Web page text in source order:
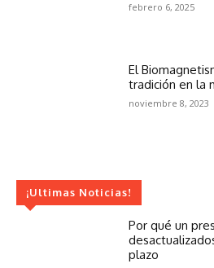
febrero 6, 2025
El
tradición en la
noviembre 8, 2023
¡Ultimas Noticias!
Por qué un
plazo